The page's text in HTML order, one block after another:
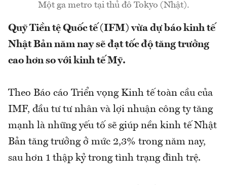
Một ga metro tại thủ đô Tokyo (Nhật).
Quỹ Tiền tệ Quốc tế (IFM) vừa dự báo kinh tế
Nhật Bản năm nay sẽ đạt tốc độ tăng trưởng
cao hơn so với kinh tế Mỹ.
Theo Báo cáo Triển vọng Kinh tế toàn cầu của
IMF, đầu tư tư nhân và lợi nhuận công ty tăng
mạnh là những yếu tố sẽ giúp nền kinh tế Nhật
Bản tăng trưởng ở mức 2,3% trong năm nay,
sau hơn 1 thập kỷ trong tình trạng đình trệ.